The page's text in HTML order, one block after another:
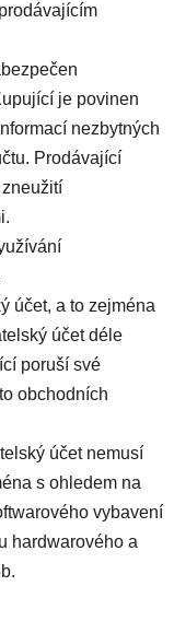
je povinen
nezbytných
Prodávající
účet, a to zejména
účet déle
poruší své
obchodních
účet nemusí
s ohledem na
vybavení
hardwarového a